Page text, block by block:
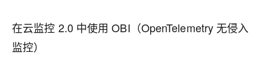
在云监控 2.0 中使用 OBI（OpenTelemetry 无侵入
监控）